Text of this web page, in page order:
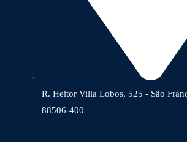
R. Heitor Villa Lobos, 525 - São
88506-400